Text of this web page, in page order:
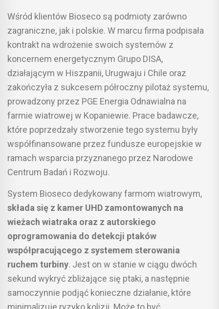
Wśród klientów Bioseco są podmioty zarówno
zagraniczne, jak i polskie. W marcu firma podpisała
kontrakt na wdrożenie swoich systemów z
koncernem energetycznym Grupo DISA,
działającym w Hiszpanii, Urugwaju i Chile oraz
zakończyła z sukcesem półroczny pilotaż systemu,
prowadzony przez PGE Energia Odnawialna na
farmie wiatrowej w Kopaniewie. Prace badawcze,
które poprzedzały stworzenie tego systemu były
współfinansowane przez fundusze europejskie w
ramach wsparcia przyznanego przez Narodowe
Centrum Badań i Rozwoju.
System Bioseco dedykowany farmom wiatrowym,
składa się z kamer UHD zamontowanych na
wieżach wiatraka oraz z autorskiego
oprogramowania do detekcji ptaków
współpracującego z systemem sterowania
ruchem turbiny. Jest on w stanie w ciągu dwóch
sekund wykryć zbliżające się ptaki, a następnie
samoczynnie podjąć konieczne działanie, które
minimalizuje ryzyko kolizji. Może to być